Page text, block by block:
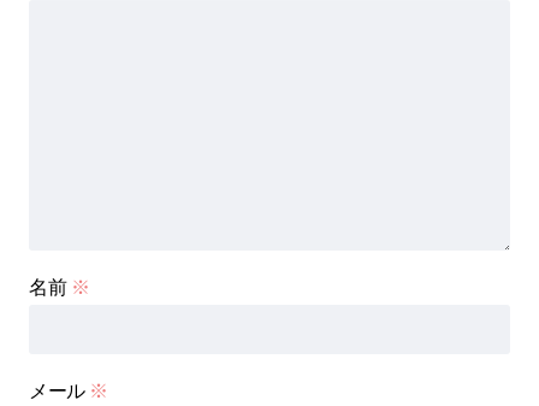
名前 ※
メール ※